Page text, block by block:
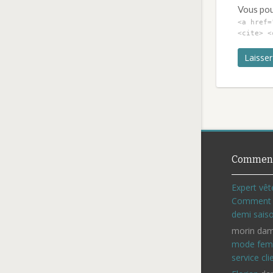
Vous
<a
<cite>
Expert
demi
morin
mode
service